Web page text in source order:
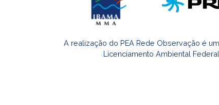
A realização do PEA Rede Observação é
Licenciamento Ambiental